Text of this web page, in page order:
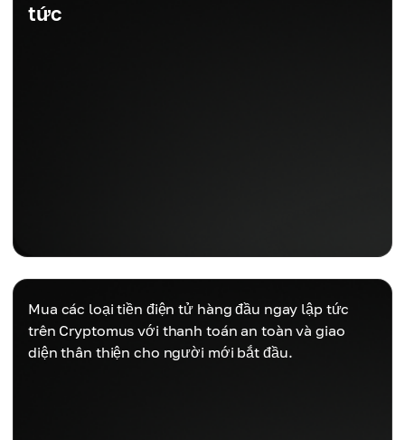
tức
Mua các loại tiền điện tử hàng đầu ngay lập tức
trên Cryptomus với thanh toán an toàn và giao
diện thân thiện cho người mới bắt đầu.